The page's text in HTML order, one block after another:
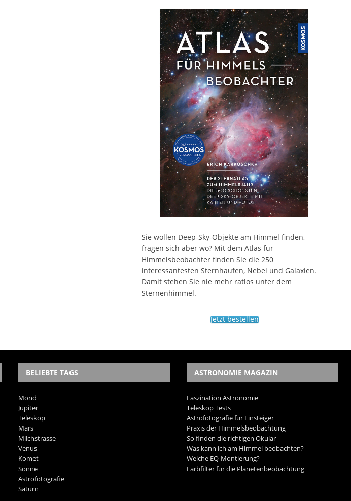
Sie wollen Deep-Sky-Objekte am Himmel finden,
fragen sich aber wo? Mit dem Atlas für
Himmelsbeobachter finden Sie die 250
interessantesten Sternhaufen, Nebel und Galaxien.
Damit stehen Sie nie mehr ratlos unter dem
Sternenhimmel.
Jetzt bestellen
BELIEBTE TAGS
Mond
Jupiter
Teleskop
Mars
Milchstrasse
Venus
Komet
Sonne
Astrofotografie
Saturn
ASTRONOMIE MAGAZIN
Faszination Astronomie
Teleskop Tests
Astrofotografie für Einsteiger
Praxis der Himmelsbeobachtung
So finden die richtigen Okular
Was kann ich am Himmel beobachten?
Welche EQ-Montierung?
Farbfilter für die Planetenbeobachtung